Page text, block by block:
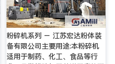
粉碎机系列 – 江苏宏达粉体装
备有限公司主要用途:本粉碎机
适用于制药、化工、食品等行